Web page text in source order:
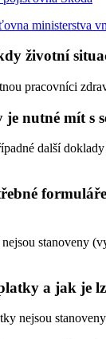
ministerstva
životní
pracovníci
nutné mít s
další
nejsou stanoveny
a jak je
nejsou